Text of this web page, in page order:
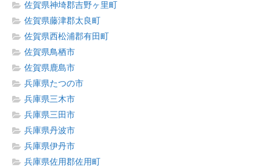
佐賀県神埼郡吉野ヶ里町
佐賀県藤津郡太良町
佐賀県西松浦郡有田町
佐賀県鳥栖市
佐賀県鹿島市
兵庫県たつの市
兵庫県三木市
兵庫県三田市
兵庫県丹波市
兵庫県伊丹市
兵庫県佐用郡佐用町